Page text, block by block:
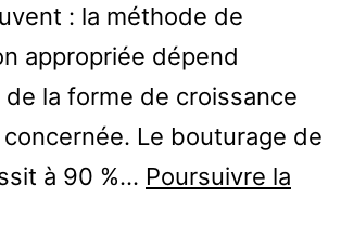
: la méthode de
appropriée dépend
la forme de croissance
concernée. Le bouturage de
à 90 %… Poursuivre la